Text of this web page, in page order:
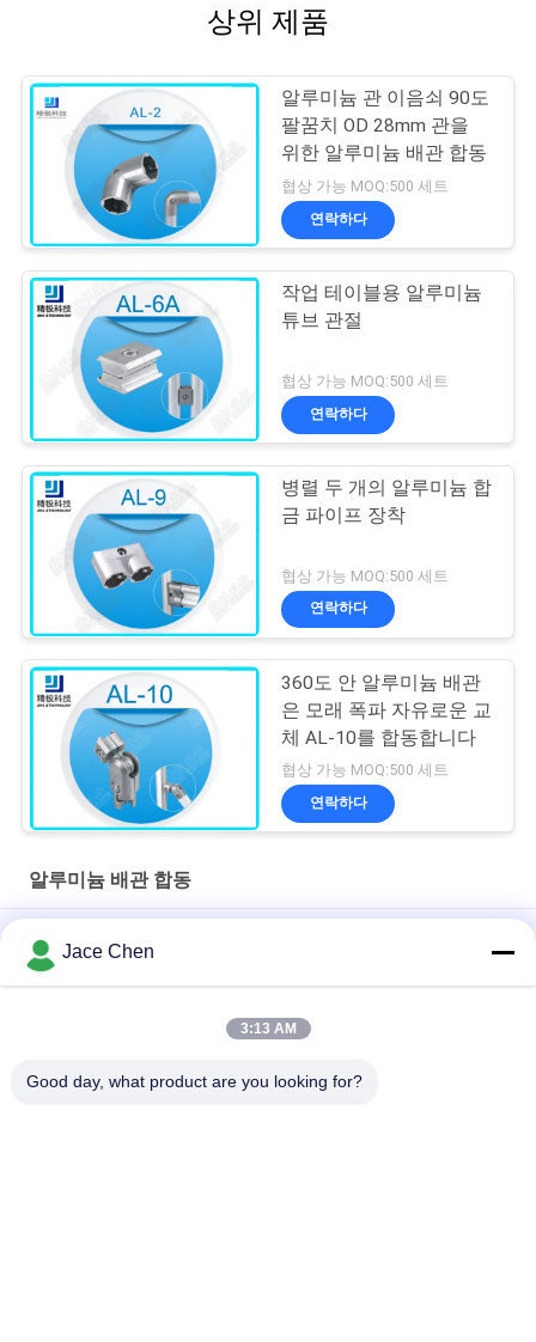
상위 제품
알루미늄 관 이음쇠 90도
팔꿈치 OD 28mm 관을
위한 알루미늄 배관 합동
협상 가능 MOQ:500 세트
연락하다
작업 테이블용 알루미늄
튜브 관절
협상 가능 MOQ:500 세트
연락하다
병렬 두 개의 알루미늄 합
금 파이프 장착
협상 가능 MOQ:500 세트
연락하다
360도 안 알루미늄 배관
은 모래 폭파 자유로운 교
체 AL-10를 합동합니다
협상 가능 MOQ:500 세트
연락하다
알루미늄 배관 합동
ISO9001 인증 다이캐스팅 아노다이징 실버 알루미늄 파이프 조인
Jace Chen
3:13 AM
Good day, what product are you looking for?